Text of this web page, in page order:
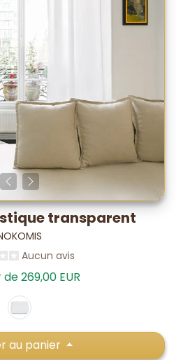
transparent
Aucun avis
269,00 EUR
au panier